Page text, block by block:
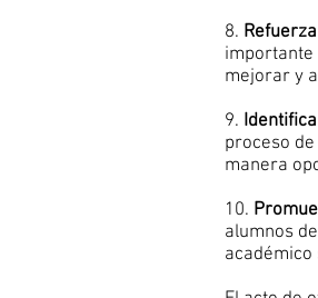
8.
importante
mejorar y
9.
proceso
manera
10.
alumnos